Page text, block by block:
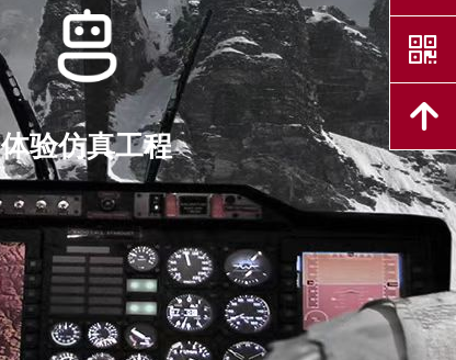
体验仿真工程
낃
녕